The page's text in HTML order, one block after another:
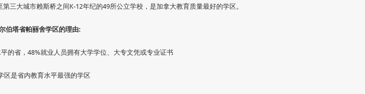
三大城市赖斯桥之间K-12年纪的49所公立学校，是加拿大教育质量最好的学区。
伯塔省帕丽舍学区的理由:
的省，48%就业人员拥有大学学位、大专文凭或专业证书
区是省内教育水平最强的学区